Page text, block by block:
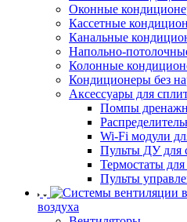
Оконные
Кассетные
Канальные
Напольно-
Колонные
Кондиционеры без
Аксессуары для
Помпы
Wi-Fi модули
Пульты ДУ для
Термостаты
Пульты
воздуха